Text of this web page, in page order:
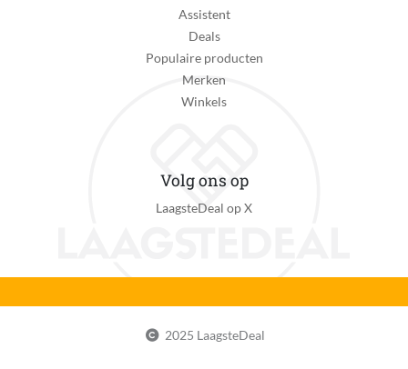
Assistent
Deals
Populaire producten
Merken
Winkels
Volg ons op
LaagsteDeal op X
2025 LaagsteDeal